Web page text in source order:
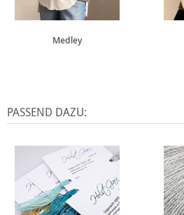
Medley
PASSEND DAZU: